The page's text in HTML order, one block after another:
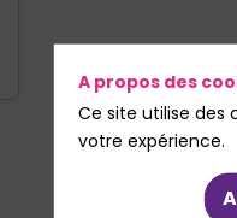
A propos des
Ce site utilise des
votre expérience.